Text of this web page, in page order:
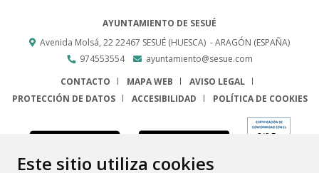
Este sitio utiliza cookies
AYUNTAMIENTO DE SESUÉ
Avenida Molsá, 2222467 SESUÉ (HUESCA) - ARAGÓN (ESPAÑA)
974553554
ayuntamiento@sesue.com
CONTACTO
MAPA WEB
AVISO LEGAL
PROTECCIÓN DE DATOS
ACCESIBILIDAD POLÍTICA DE COOKIES